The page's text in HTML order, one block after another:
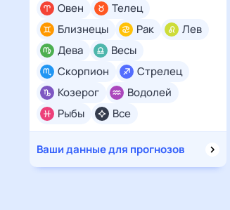
Все
Овен
Телец
Близнецы
Рак
Лев
Дева
Весы
Скорпион
Стрелец
Козерог
Водолей
Рыбы
Ваши данные для прогнозов